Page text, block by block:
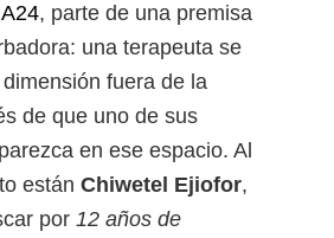
A24, parte de una premisa
una terapeuta se
fuera de la
de que uno de sus
en ese espacio. Al
están Chiwetel Ejiofor,
por 12 años de